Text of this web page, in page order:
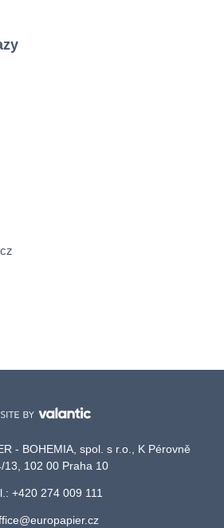
- BOHEMIA, spol. s r.o., K Pérovně
13, 102 00 Praha 10
+420 274 009 111